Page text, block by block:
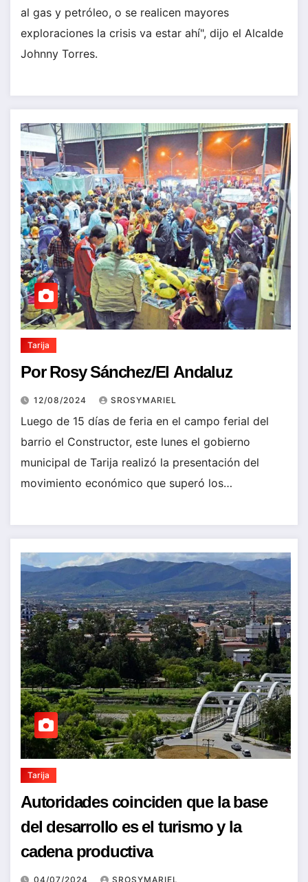
al gas y petróleo, o se realicen mayores
exploraciones la crisis va estar ahí", dijo el Alcalde
Johnny Torres.
Tarija
Por Rosy Sánchez/El Andaluz
12/08/2024 SROSYMARIEL
Luego de 15 días de feria en el campo ferial del
barrio el Constructor, este lunes el gobierno
municipal de Tarija realizó la presentación del
movimiento económico que superó los…
Tarija
Autoridades coinciden que la base
del desarrollo es el turismo y la
cadena productiva
04/07/2024 SROSYMARIEL